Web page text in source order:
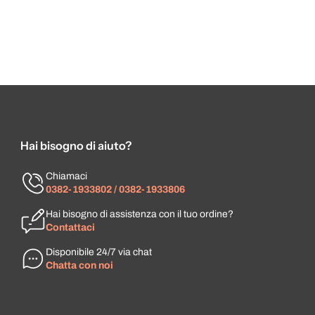
Hai bisogno di aiuto?
Chiamaci
0382-1933802 / 0382-1933806
Hai bisogno di assistenza con il tuo ordine?
Contattaci
Disponibile 24/7 via chat
Chatta con noi